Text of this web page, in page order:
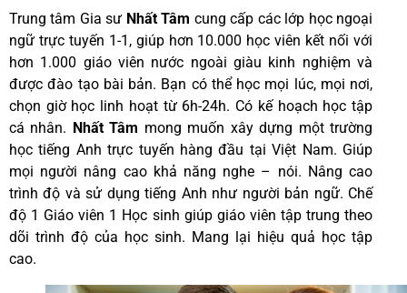
Trung tâm Gia sư Nhất Tâm cung cấp các lớp học ngoại
ngữ trực tuyến 1-1, giúp hơn 10.000 học viên kết nối với
hơn 1.000 giáo viên nước ngoài giàu kinh nghiệm và
được đào tạo bài bản. Bạn có thể học mọi lúc, mọi nơi,
chọn giờ học linh hoạt từ 6h-24h. Có kế hoạch học tập
cá nhân. Nhất Tâm mong muốn xây dựng một trường
học tiếng Anh trực tuyến hàng đầu tại Việt Nam. Giúp
mọi người nâng cao khả năng nghe – nói. Nâng cao
trình độ và sử dụng tiếng Anh như người bản ngữ. Chế
độ 1 Giáo viên 1 Học sinh giúp giáo viên tập trung theo
dõi trình độ của học sinh. Mang lại hiệu quả học tập
cao.